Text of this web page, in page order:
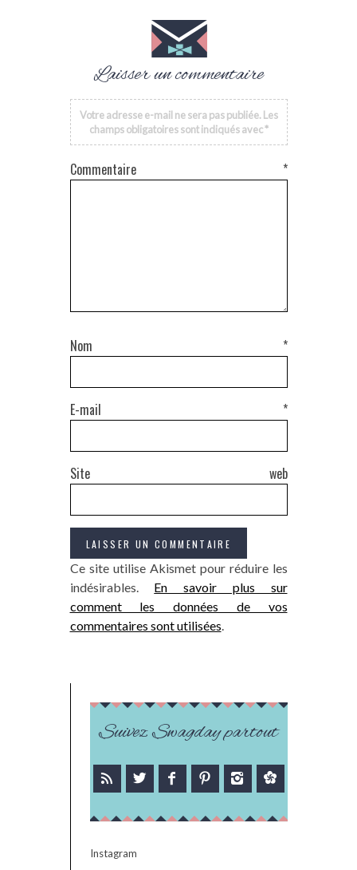
Laisser un commentaire
Votre adresse e-mail ne sera pas publiée. Les
champs obligatoires sont indiqués avec*
Commentaire *
Nom *
E-mail *
Site web
Ce site utilise Akismet pour réduire les
indésirables. En savoir plus sur
comment les données de vos
commentaires sont utilisées.
Suivez Swagday partout
Instagram